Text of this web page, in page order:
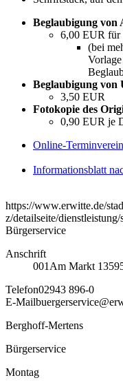
Beglaubigung von
6,00 EUR für
(bei
Beglaubigung von
3,50 EUR
Fotokopie des
0,90 EUR je
Online-
Informationsblatt
https://www.erwitte.de/
z/detailseite/
Bürgerservice
Anschrift
001 Am Markt 13
Telefon02943 896-0
E-Mail
Berghoff-Mertens
Bürgerservice
Montag